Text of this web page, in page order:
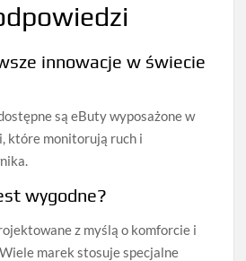
innowacje w świecie
są eButy wyposażone w
które monitorują ruch i
wygodne?
z myślą o komforcie i
marek stosuje specjalne